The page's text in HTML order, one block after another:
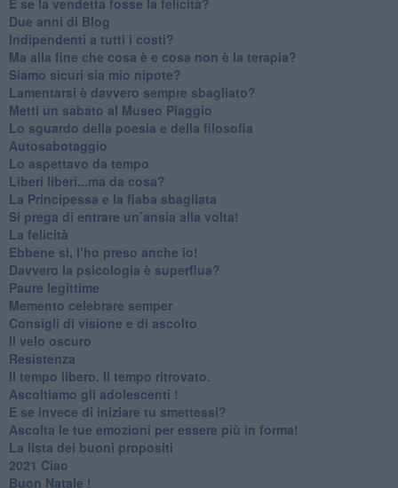
​Due anni di Blog
​Indipendenti a tutti i costi?
​Ma alla fine che cosa è e cosa non è la terapia?
​Siamo sicuri sia mio nipote?
​Lamentarsi è davvero sempre sbagliato?
​Metti un sabato al Museo Piaggio
​Lo sguardo della poesia e della filosofia
Autosabotaggio
​Lo aspettavo da tempo
​Liberi liberi...ma da cosa?
​La Principessa e la fiaba sbagliata
Si prega di entrare un’ansia alla volta!
​La felicità
​Ebbene sì, l’ho preso anche io!
​Davvero la psicologia è superflua?
Paure legittime
​Memento celebrare semper
​Consigli di visione e di ascolto
​Il velo oscuro
Resistenza
​Il tempo libero. Il tempo ritrovato.
Ascoltiamo gli adolescenti !
​E se invece di iniziare tu smettessi?
​Ascolta le tue emozioni per essere più in forma!
​La lista dei buoni propositi
2021 Ciao
Buon Natale !